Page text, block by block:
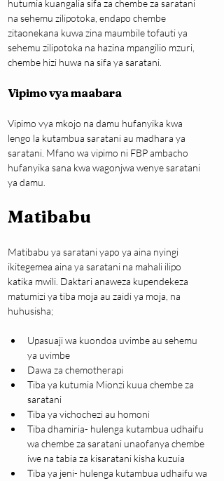
hutumia kuangalia sifa za chembe za saratani
na sehemu zilipotoka, endapo chembe
zitaonekana kuwa zina maumbile tofauti ya
sehemu zilipotoka na hazina mpangilio mzuri,
chembe hizi huwa na sifa ya saratani.
Vipimo vya maabara
Vipimo vya mkojo na damu hufanyika kwa
lengo la kutambua saratani au madhara ya
saratani. Mfano wa vipimo ni FBP ambacho
hufanyika sana kwa wagonjwa wenye saratani
ya damu.
Matibabu
Matibabu ya saratani yapo ya aina nyingi
ikitegemea aina ya saratani na mahali ilipo
katika mwili. Daktari anaweza kupendekeza
matumizi ya tiba moja au zaidi ya moja, na
huhusisha;
Upasuaji wa kuondoa uvimbe au sehemu
ya uvimbe
Dawa za chemotherapi
Tiba ya kutumia Mionzi kuua chembe za
saratani
Tiba ya vichochezi au homoni
Tiba dhamiria- hulenga kutambua udhaifu
wa chembe za saratani unaofanya chembe
iwe na tabia za kisaratani kisha kuzuia
Tiba ya jeni- hulenga kutambua udhaifu wa